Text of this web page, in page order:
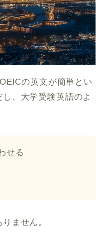
の英文が簡単とい
、大学受験英語のよ
せる
ません。